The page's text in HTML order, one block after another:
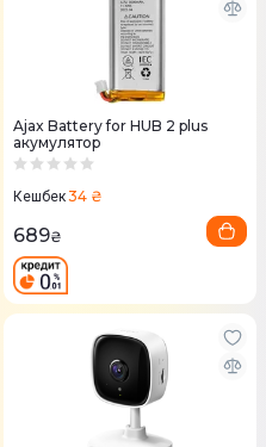
Ajax Battery for HUB 2 plus
акумулятор
Кешбек34 ₴
689₴